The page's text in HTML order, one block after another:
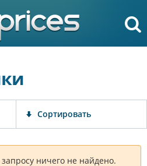
Сортировать
ничего не найдено.